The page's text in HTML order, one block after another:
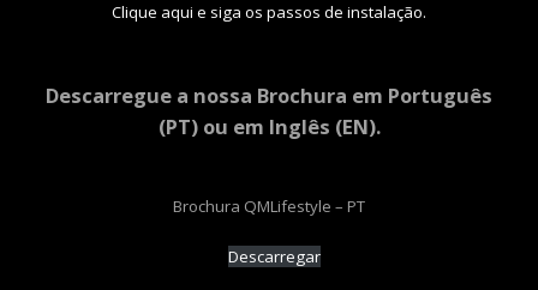
Clique aqui e siga os passos de instalação.
Descarregue a nossa Brochura em Português
(PT) ou em Inglês (EN).
Brochura QMLifestyle – PT
Descarregar